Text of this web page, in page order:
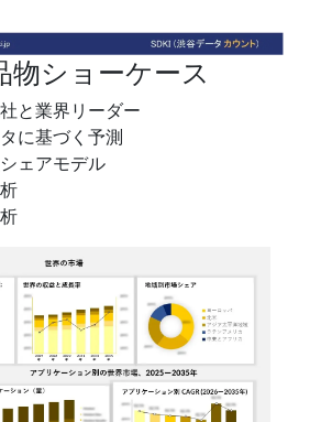
物ショーケース
と業界リーダー
に基づく予測
ェアモデル